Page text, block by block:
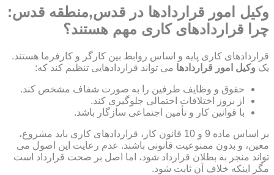
وکیل امور قراردادها در قدس,منطقه قدس:
چرا قراردادهای کاری مهم هستند؟
قراردادهای کاری پایه و اساس روابط بین کارگر و کارفرما هستند.
یک وکیل امور قراردادها می تواند قراردادهایی تنظیم کند که:
حقوق و وظایف طرفین را به صورت شفاف مشخص کند.
از بروز اختلافات احتمالی جلوگیری کند.
با قوانین کار و تأمین اجتماعی سازگار باشد.
بر اساس ماده 9 و 10 قانون کار، قراردادهای کاری باید مشروع،
معین، و بدون ممنوعیت قانونی باشند. عدم رعایت این اصول می
تواند منجر به بطلان قرارداد شود، اما اصل بر صحت قرارداد است
مگر اینکه خلاف آن ثابت شود.